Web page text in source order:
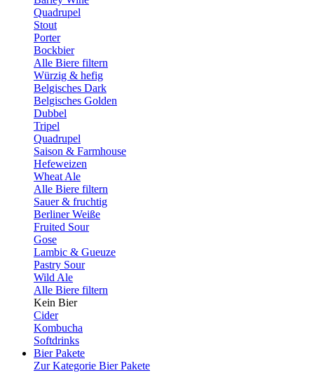
Quadrupel
Stout
Porter
Bockbier
Alle Biere filtern
Würzig & hefig
Belgisches Dark
Belgisches Golden
Dubbel
Tripel
Quadrupel
Saison & Farmhouse
Hefeweizen
Wheat Ale
Alle Biere filtern
Sauer & fruchtig
Berliner Weiße
Fruited Sour
Gose
Lambic & Gueuze
Pastry Sour
Wild Ale
Alle Biere filtern
Kein Bier
Cider
Kombucha
Softdrinks
Bier Pakete
Zur Kategorie Bier Pakete